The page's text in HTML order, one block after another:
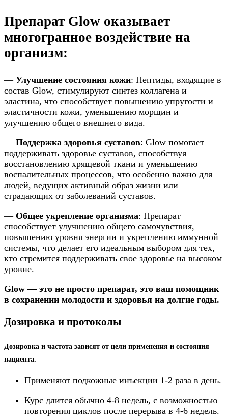
Препарат Glow оказывает
многогранное воздействие на
организм:
— Улучшение состояния кожи: Пептиды, входящие в
состав Glow, стимулируют синтез коллагена и
эластина, что способствует повышению упругости и
эластичности кожи, уменьшению морщин и
улучшению общего внешнего вида.
— Поддержка здоровья суставов: Glow помогает
поддерживать здоровье суставов, способствуя
восстановлению хрящевой ткани и уменьшению
воспалительных процессов, что особенно важно для
людей, ведущих активный образ жизни или
страдающих от заболеваний суставов.
— Общее укрепление организма: Препарат
способствует улучшению общего самочувствия,
повышению уровня энергии и укреплению иммунной
системы, что делает его идеальным выбором для тех,
кто стремится поддерживать свое здоровье на высоком
уровне.
Glow — это не просто препарат, это ваш помощник
в сохранении молодости и здоровья на долгие годы.
Дозировка и протоколы
Дозировка и частота зависят от цели применения и состояния
пациента.​
Применяют подкожные инъекции 1-2 раза в день. ​
Курс длится обычно 4-8 недель, с возможностью
повторения циклов после перерыва в 4-6 недель.